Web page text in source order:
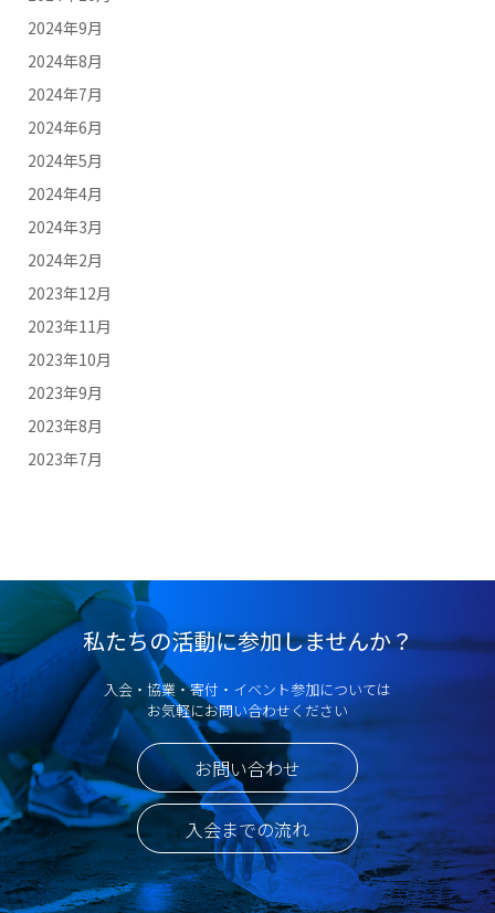
2024年9月
2024年8月
2024年7月
2024年6月
2024年5月
2024年4月
2024年3月
2024年2月
2023年12月
2023年11月
2023年10月
2023年9月
2023年8月
2023年7月
私たちの活動に参加しませんか？
入会・協業・寄付・イベント参加については
お気軽にお問い合わせください
お問い合わせ
入会までの流れ